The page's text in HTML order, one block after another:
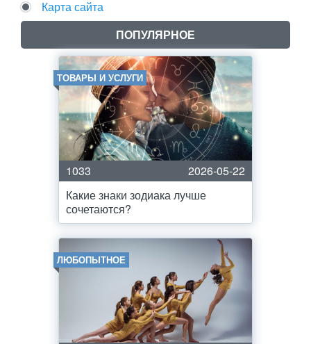
Карта сайта
ПОПУЛЯРНОЕ
ТОВАРЫ И УСЛУГИ
1033
2026-05-22
Какие знаки зодиака лучше
сочетаются?
ЛЮБОПЫТНОЕ